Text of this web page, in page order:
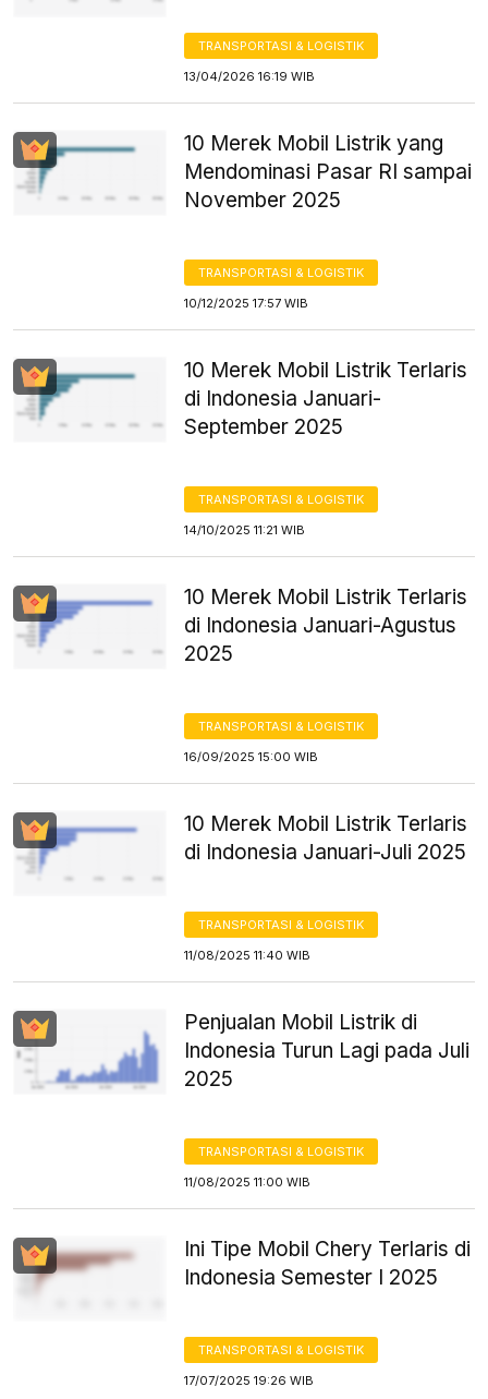
TRANSPORTASI & LOGISTIK
13/04/2026 16:19 WIB
10 Merek Mobil Listrik yang
Mendominasi Pasar RI sampai
November 2025
TRANSPORTASI & LOGISTIK
10/12/2025 17:57 WIB
10 Merek Mobil Listrik Terlaris
di Indonesia Januari-
September 2025
TRANSPORTASI & LOGISTIK
14/10/2025 11:21 WIB
10 Merek Mobil Listrik Terlaris
di Indonesia Januari-Agustus
2025
TRANSPORTASI & LOGISTIK
16/09/2025 15:00 WIB
10 Merek Mobil Listrik Terlaris
di Indonesia Januari-Juli 2025
TRANSPORTASI & LOGISTIK
11/08/2025 11:40 WIB
Penjualan Mobil Listrik di
Indonesia Turun Lagi pada Juli
2025
TRANSPORTASI & LOGISTIK
11/08/2025 11:00 WIB
Ini Tipe Mobil Chery Terlaris di
Indonesia Semester I 2025
TRANSPORTASI & LOGISTIK
17/07/2025 19:26 WIB